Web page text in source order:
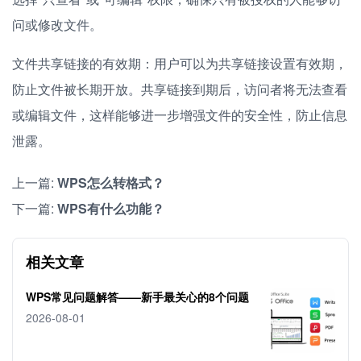
问或修改文件。
文件共享链接的有效期：用户可以为共享链接设置有效期，
防止文件被长期开放。共享链接到期后，访问者将无法查看
或编辑文件，这样能够进一步增强文件的安全性，防止信息
泄露。
上一篇: WPS怎么转格式？
下一篇: WPS有什么功能？
相关文章
WPS常见问题解答——新手最关心的8个问题
2026-08-01